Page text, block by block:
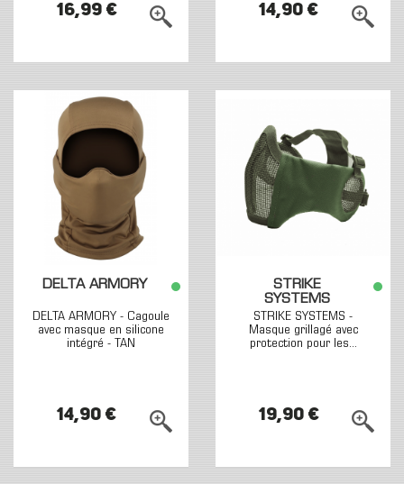
16,99 € 14,90 €
DELTA ARMORY
DELTA ARMORY - Cagoule
avec masque en silicone
intégré - TAN
14,90 €
STRIKE
SYSTEMS
STRIKE SYSTEMS -
Masque grillagé avec
protection pour les...
19,90 €